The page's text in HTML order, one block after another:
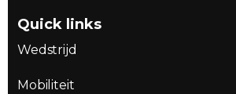
Quick links
Wedstrijd
Mobiliteit